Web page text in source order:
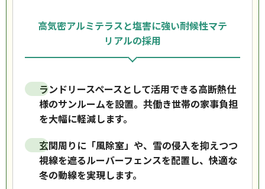
高気密アルミテラスと塩害に強い耐候性マテ
リアルの採用
ランドリースペースとして活用できる高断熱仕
様のサンルームを設置。共働き世帯の家事負担
を大幅に軽減します。
玄関周りに「風除室」や、雪の侵入を抑えつつ
視線を遮るルーバーフェンスを配置し、快適な
冬の動線を実現します。